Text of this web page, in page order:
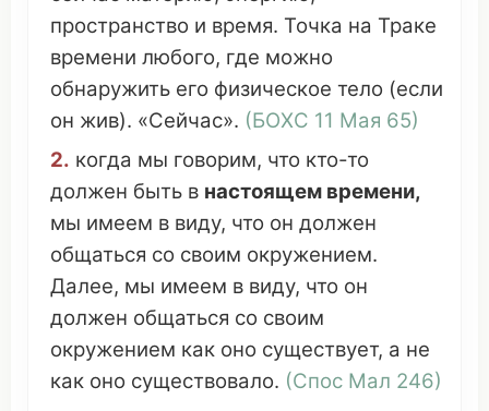
пространство и время. Точка на Траке
времени любого, где можно
обнаружить его физическое тело (если
он жив). «Сейчас». (БОХС 11 Мая 65)
2. когда мы говорим, что кто-то
должен быть в настоящем времени,
мы имеем в виду, что он должен
общаться со своим окружением.
Далее, мы имеем в виду, что он
должен общаться со своим
окружением как оно существует, а не
как оно существовало. (Спос Мал 246)